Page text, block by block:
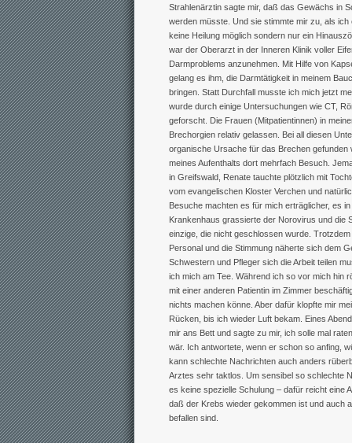
Strahlenärztin sagte mir, daß das Gewächs in
werden müsste. Und sie stimmte mir zu, als
keine Heilung möglich sondern nur ein
war der Oberarzt in der Inneren Klinik voller
Darmproblems anzunehmen. Mit Hilfe von
gelang es ihm, die Darmtätigkeit in meinem
bringen. Statt Durchfall musste ich mich jetzt
wurde durch einige Untersuchungen wie CT,
geforscht. Die Frauen (Mitpatientinnen) in
Brechorgien relativ gelassen. Bei all diesen
organische Ursache für das Brechen gefunden
meines Aufenthalts dort mehrfach Besuch.
in Greifswald, Renate tauchte plötzlich mit
vom evangelischen Kloster Verchen und
Besuche machten es für mich erträglicher, es
Krankenhaus grassierte der Norovirus und die
einzige, die nicht geschlossen wurde.
Personal und die Stimmung näherte sich dem
Schwestern und Pfleger sich die Arbeit teilen
ich mich am Tee. Während ich so vor mich hin
mit einer anderen Patientin im Zimmer
nichts machen könne. Aber dafür klopfte mir
Rücken, bis ich wieder Luft bekam. Eines
mir ans Bett und sagte zu mir, ich solle mal
wär. Ich antwortete, wenn er schon so anfing,
kann schlechte Nachrichten auch anders
Arztes sehr taktlos. Um sensibel so schlechte
es keine spezielle Schulung – dafür reicht eine
daß der Krebs wieder gekommen ist und auch
befallen sind.